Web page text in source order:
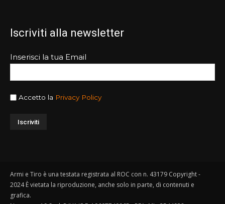
Iscriviti alla newsletter
Inserisci la tua Email
Accetto la Privacy Policy
Armi e Tiro è una testata registrata al ROC con n. 43179 Copyright -
2024 È vietata la riproduzione, anche solo in parte, di contenuti e
grafica.